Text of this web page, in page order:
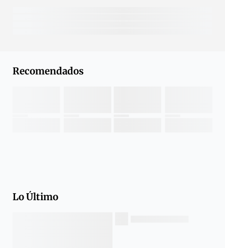
Recomendados
Lo Último